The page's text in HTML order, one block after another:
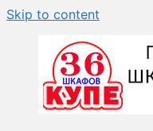
Skip to content